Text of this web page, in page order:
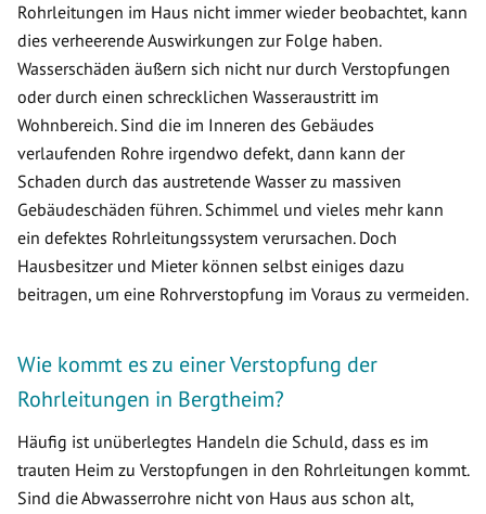
Rohrleitungen im Haus nicht immer wieder beobachtet, kann
dies verheerende Auswirkungen zur Folge haben.
Wasserschäden äußern sich nicht nur durch Verstopfungen
oder durch einen schrecklichen Wasseraustritt im
Wohnbereich. Sind die im Inneren des Gebäudes
verlaufenden Rohre irgendwo defekt, dann kann der
Schaden durch das austretende Wasser zu massiven
Gebäudeschäden führen. Schimmel und vieles mehr kann
ein defektes Rohrleitungssystem verursachen. Doch
Hausbesitzer und Mieter können selbst einiges dazu
beitragen, um eine Rohrverstopfung im Voraus zu vermeiden.
Wie kommt es zu einer Verstopfung der
Rohrleitungen in Bergtheim?
Häufig ist unüberlegtes Handeln die Schuld, dass es im
trauten Heim zu Verstopfungen in den Rohrleitungen kommt.
Sind die Abwasserrohre nicht von Haus aus schon alt,